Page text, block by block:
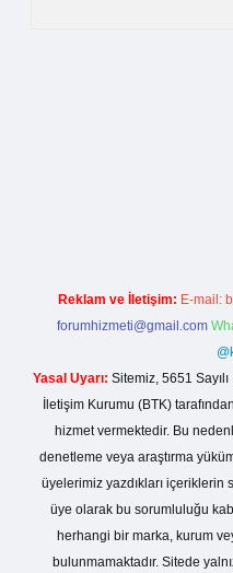
Reklam ve İletişim: E-mail:
forumhizmeti@gmail.com
Yasal Uyarı: Sitemiz, 5651
İletişim Kurumu (BTK)
hizmet vermektedir. Bu
denetleme veya araştırma
üyelerimiz yazdıkları içeriklerin
üye olarak bu sorumluluğu
herhangi bir marka, kurum
bulunmamaktadır. Sitede